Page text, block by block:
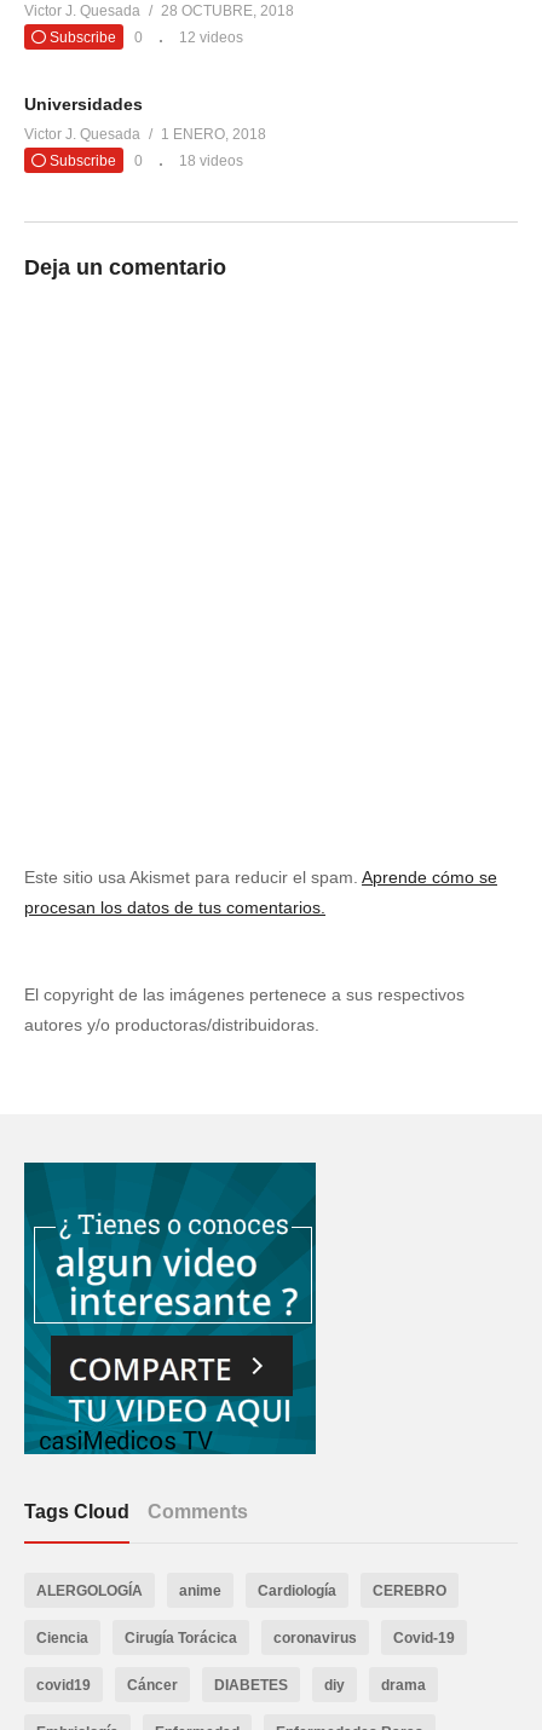
Victor J. Quesada
28 OCTUBRE, 2018
Subscribe
0 12 videos
Universidades
Victor J. Quesada
1 ENERO, 2018
Subscribe
0 18 videos
Deja un comentario
Este sitio usa Akismet para reducir el spam. Aprende cómo se
procesan los datos de tus comentarios.
El copyright de las imágenes pertenece a sus respectivos
autores y/o productoras/distribuidoras.
Tags Cloud Comments
ALERGOLOGÍA anime Cardiología CEREBRO
Ciencia Cirugía Torácica coronavirus Covid-19
covid19 Cáncer DIABETES diy drama